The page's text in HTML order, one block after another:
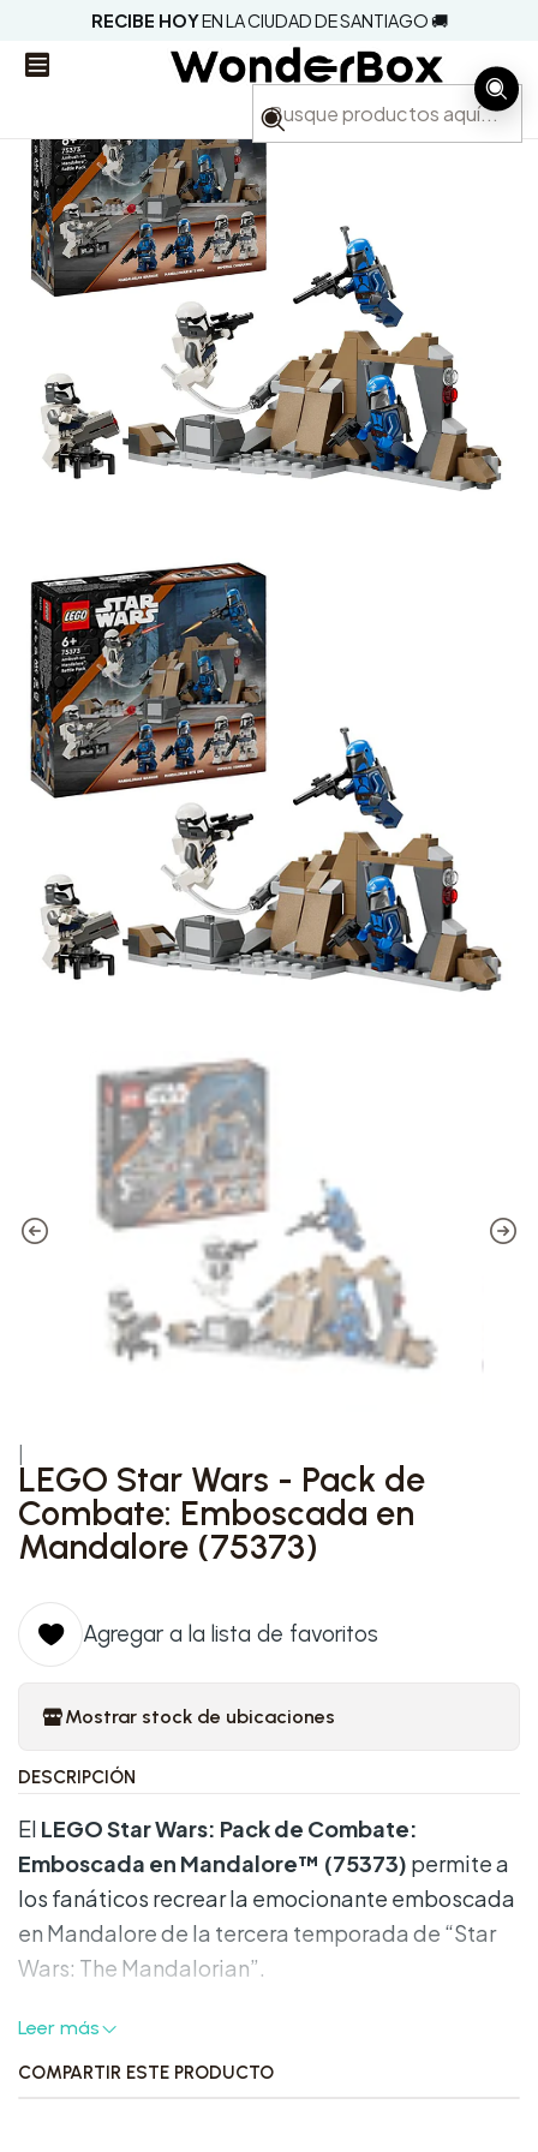
RECIBE HOYEN LA CIUDAD DE SANTIAGO 🚚
LEGO Star Wars - Pack de
Combate: Emboscada en
Mandalore (75373)
Agregar a la lista de favoritos
Mostrar stock de ubicaciones
DESCRIPCIÓN
El LEGO Star Wars: Pack de Combate:
Emboscada en Mandalore™ (75373) permite a
los fanáticos recrear la emocionante emboscada
en Mandalore de la tercera temporada de “Star
Wars: The Mandalorian”.
Características Destacadas:
•Formación Rocosa Construible:
Leer más
COMPARTIR ESTE PRODUCTO